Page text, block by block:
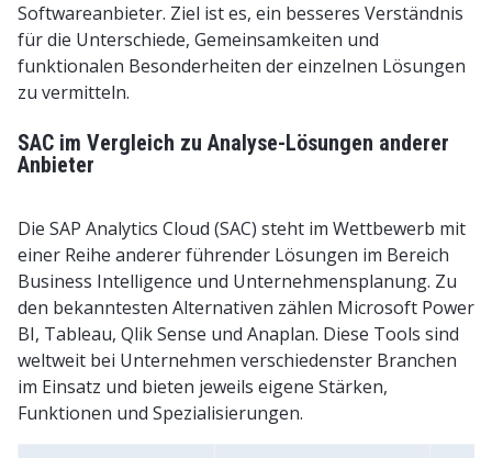
Softwareanbieter. Ziel ist es, ein besseres Verständnis
für die Unterschiede, Gemeinsamkeiten und
funktionalen Besonderheiten der einzelnen Lösungen
zu vermitteln.
SAC im Vergleich zu Analyse-Lösungen anderer
Anbieter
Die SAP Analytics Cloud (SAC) steht im Wettbewerb mit
einer Reihe anderer führender Lösungen im Bereich
Business Intelligence und Unternehmensplanung. Zu
den bekanntesten Alternativen zählen Microsoft Power
BI, Tableau, Qlik Sense und Anaplan. Diese Tools sind
weltweit bei Unternehmen verschiedenster Branchen
im Einsatz und bieten jeweils eigene Stärken,
Funktionen und Spezialisierungen.